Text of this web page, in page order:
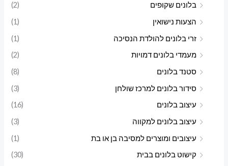
בלונים שקופים
(2)
הצעות נישואין
(1)
זרי בלונים להולדת הנסיכה
(1)
מעמדי בלונים דמויות
(2)
סטנד בלונים
(8)
סידור בלונים למרכז שולחן
(3)
עיצוב בלונים
(16)
עיצוב בלונים למקווה
(3)
עיצובים ומוצרים למסיבה בן או בת
(1)
קישוט בלונים בבית
(30)